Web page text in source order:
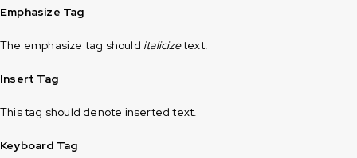
Emphasize Tag
The emphasize tag should italicizetext.
Insert Tag
This tag should denote inserted text.
Keyboard Tag